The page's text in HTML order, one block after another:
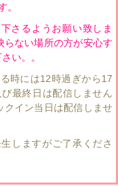
。
さるようお願い致しま
らない場所の方が安心す
い。。
時には12時過ぎから17
最終日は配信しません
クイン当日は配信しませ
しますがご了承くださ